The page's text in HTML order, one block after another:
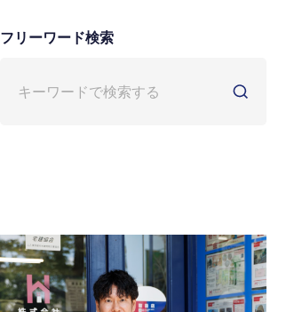
フリーワード検索